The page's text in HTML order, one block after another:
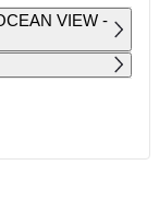
62 769
12 13
26 27
VIEW -